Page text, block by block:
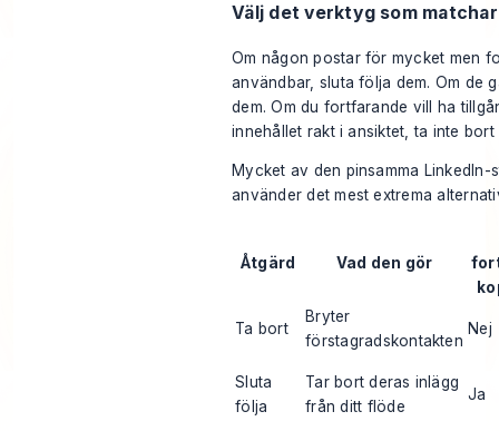
Välj det verktyg som
Om någon postar för mycket men
användbar, sluta följa dem. Om de
dem. Om du fortfarande vill ha
innehållet rakt i ansiktet, ta inte
Mycket av den pinsamma
använder det mest extrema
Åtgärd Vad den gör
Ta bort
Bryter
förstagradskontakten
Nej
Sluta
följa
Tar bort deras inlägg
från ditt flöde
Ja